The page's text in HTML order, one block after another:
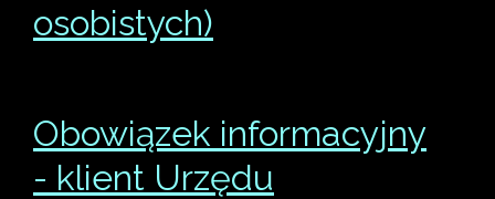
osobistych)
Obowiązek informacyjny
- klient Urzędu